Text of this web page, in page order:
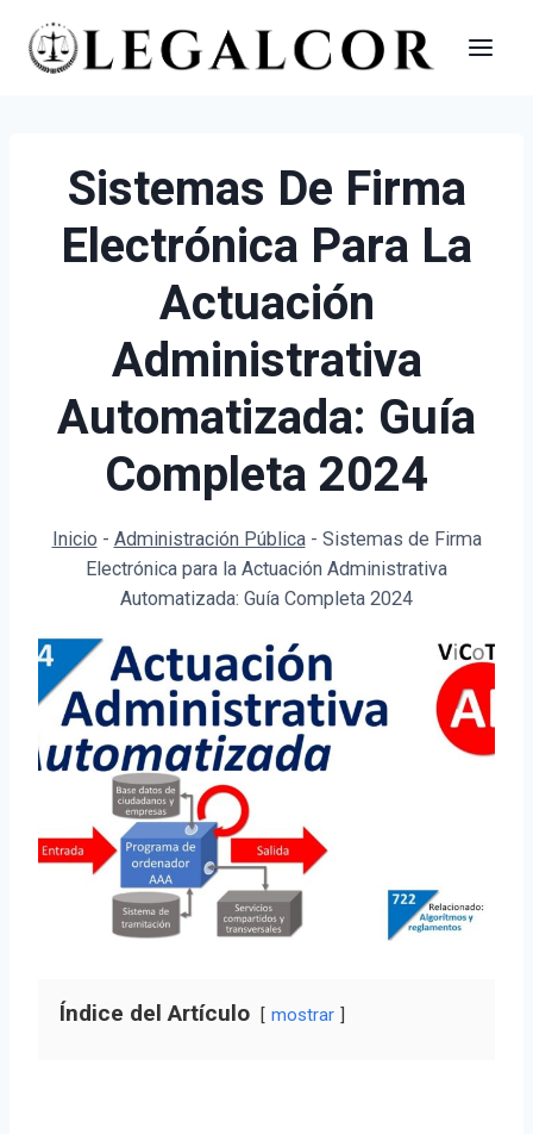
Saltar
Sistemas De Firma
Electrónica Para La
Actuación
Administrativa
Automatizada: Guía
Completa 2024
Inicio - Administración Pública- Sistemas de Firma
Electrónica para la Actuación Administrativa
Automatizada: Guía Completa 2024
Índice del Artículo mostrar